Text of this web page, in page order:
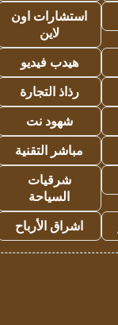
استشارات اون
لاين
هيدب فيديو
رذاذ التجارة
شهود نت
مباشر التقنية
شرقيات
السياحة
اشراق الأرباح